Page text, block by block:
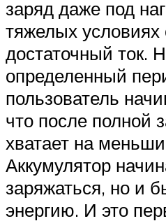
заряд даже под
тяжелых условиях
достаточный ток.
определенный
пользователь
что после полной
хватает на
Аккумулятор
заряжаться, но и
энергию. И это